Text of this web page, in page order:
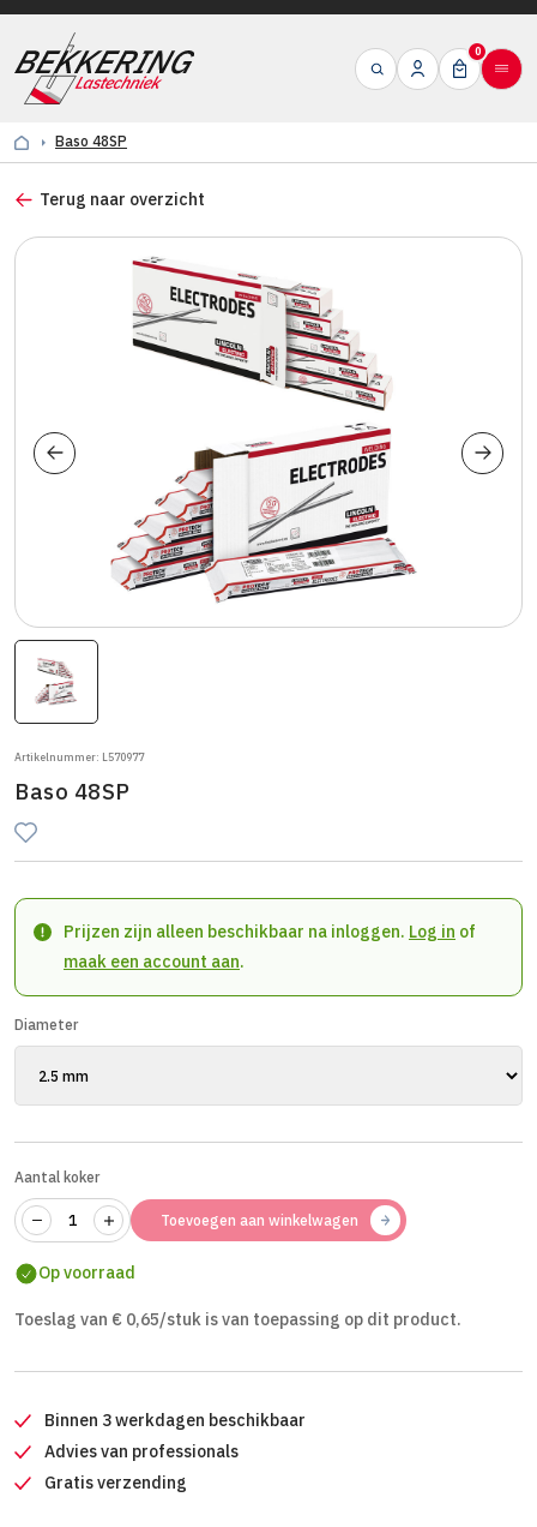
0
Baso 48SP
Terug naar overzicht
Artikelnummer: L570977
Baso 48SP
Prijzen zijn alleen beschikbaar na inloggen. Log in of
maak een account aan.
Diameter
Aantal koker
Toevoegen aan winkelwagen
Op voorraad
Toeslag van € 0,65/stuk is van toepassing op dit product.
Binnen 3 werkdagen beschikbaar
Advies van professionals
Gratis verzending